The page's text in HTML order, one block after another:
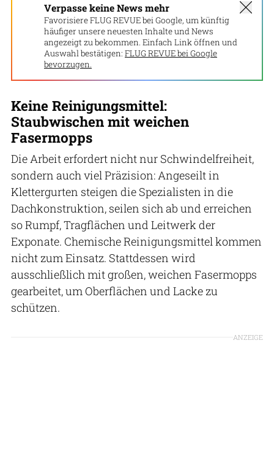
Verpasse keine News mehr
Favorisiere FLUG REVUE bei Google, um künftig
häufiger unsere neuesten Inhalte und News
angezeigt zu bekommen. Einfach Link öffnen und
Auswahl bestätigen: FLUG REVUE bei Google
bevorzugen.
Keine Reinigungsmittel:
Staubwischen mit weichen
Fasermopps
Die Arbeit erfordert nicht nur Schwindelfreiheit,
sondern auch viel Präzision: Angeseilt in
Klettergurten steigen die Spezialisten in die
Dachkonstruktion, seilen sich ab und erreichen
so Rumpf, Tragflächen und Leitwerk der
Exponate. Chemische Reinigungsmittel kommen
nicht zum Einsatz. Stattdessen wird
ausschließlich mit großen, weichen Fasermopps
gearbeitet, um Oberflächen und Lacke zu
schützen.
ANZEIGE